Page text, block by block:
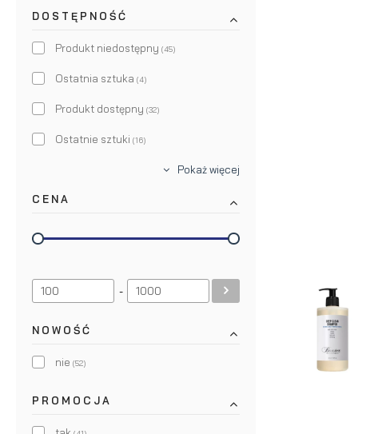
DOSTĘPNOŚĆ
Produkt niedostępny (45)
Ostatnia sztuka (4)
Produkt dostępny (32)
Ostatnie sztuki (16)
Pokaż więcej
CENA
-
NOWOŚĆ
nie (52)
PROMOCJA